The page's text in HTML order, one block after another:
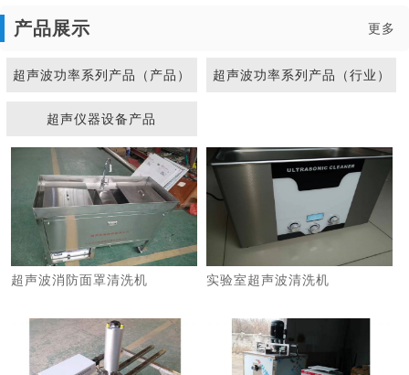
产品展示 更多
超声波功率系列产品（产品） 超声波功率系列产品（行业）
超声仪器设备产品
超声波消防面罩清洗机 实验室超声波清洗机